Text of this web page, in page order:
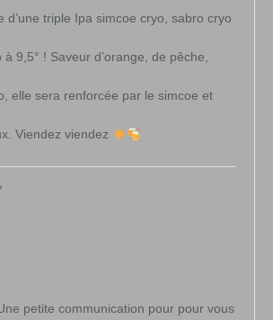
d’une triple Ipa simcoe cryo, sabro cryo
9,5° ! Saveur d’orange, de pêche,
elle sera renforcée par le simcoe et
Viendez viendez
petite communication pour pour vous